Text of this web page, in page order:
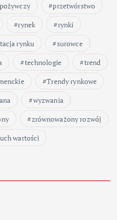
przetwórstwo
rynek
rynki
rynku
surowce
technologie
trend
Trendy rynkowe
wyzwania
zrównoważony rozwój
wartości